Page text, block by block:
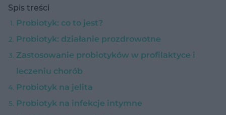
Spis treści
Probiotyk: co to jest?
Probiotyk: działanie prozdrowotne
Zastosowanie probiotyków w profilaktyce i
leczeniu chorób
Probiotyk na jelita
Probiotyk na infekcje intymne